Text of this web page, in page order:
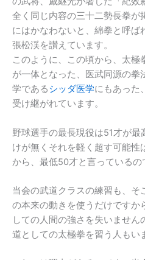
全く同じ内容の三十二勢長拳が
にはかなわないと、綿拳と呼ば
張松渓を讃えています。
このように、この頃から、太
が一体となった、医武同源の拳
学であるシッダ医学にもあった
受け継がれています。
野球選手の最長現役は51才が最
けが無くそれを軽く超す可能性
から、最低50才と言っているの
当会の武道クラスの練習も、そ
の本来の動きを使うだけですか
しての人間の強さを失いませ
道としての太極拳を習う人もい